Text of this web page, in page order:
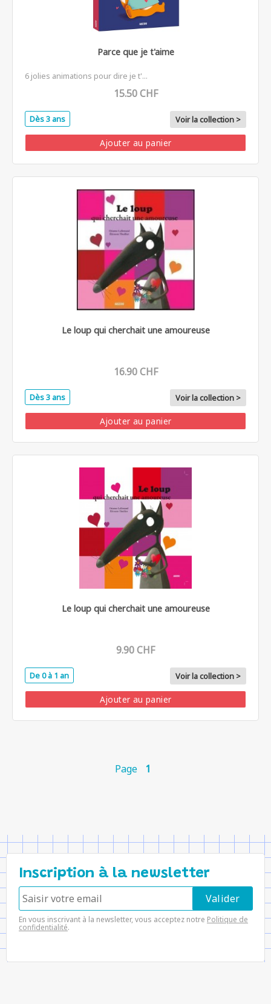
Parce que je t'aime
6 jolies animations pour dire je t'...
15.50 CHF
Dès 3 ans Voir la collection >
Ajouter au panier
Le loup qui cherchait une amoureuse
16.90 CHF
Dès 3 ans Voir la collection >
Ajouter au panier
Le loup qui cherchait une amoureuse
9.90 CHF
De 0 à 1 an Voir la collection >
Ajouter au panier
Page 1
Inscription à la newsletter
En vous inscrivant à la newsletter, vous acceptez notre Politique de
confidentialité.